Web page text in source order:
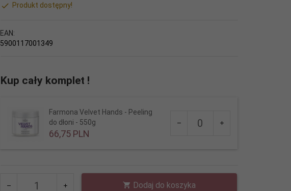
Produkt dostępny!
EAN:
5900117001349
Kup cały komplet !
Farmona Velvet Hands - Peeling
do dłoni - 550g
66,75 PLN
dla
Dodaj do koszyka